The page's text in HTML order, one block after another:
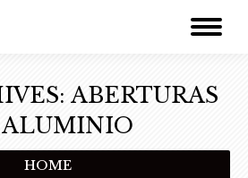
ABERTURAS
ALUMINIO
HOME